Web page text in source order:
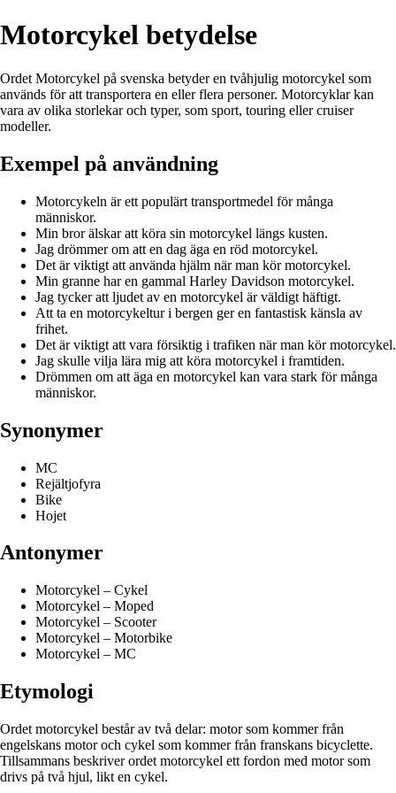
Motorcykel betydelse
Ordet Motorcykel på svenska betyder en tvåhjulig motorcykel som
används för att transportera en eller flera personer. Motorcyklar kan
vara av olika storlekar och typer, som sport, touring eller cruiser
modeller.
Exempel på användning
Motorcykeln är ett populärt transportmedel för många
människor.
Min bror älskar att köra sin motorcykel längs kusten.
Jag drömmer om att en dag äga en röd motorcykel.
Det är viktigt att använda hjälm när man kör motorcykel.
Min granne har en gammal Harley Davidson motorcykel.
Jag tycker att ljudet av en motorcykel är väldigt häftigt.
Att ta en motorcykeltur i bergen ger en fantastisk känsla av
frihet.
Det är viktigt att vara försiktig i trafiken när man kör motorcykel.
Jag skulle vilja lära mig att köra motorcykel i framtiden.
Drömmen om att äga en motorcykel kan vara stark för många
människor.
Synonymer
MC
Rejältjofyra
Bike
Hojet
Antonymer
Motorcykel – Cykel
Motorcykel – Moped
Motorcykel – Scooter
Motorcykel – Motorbike
Motorcykel – MC
Etymologi
Ordet motorcykel består av två delar: motor som kommer från
engelskans motor och cykel som kommer från franskans bicyclette.
Tillsammans beskriver ordet motorcykel ett fordon med motor som
drivs på två hjul, likt en cykel.